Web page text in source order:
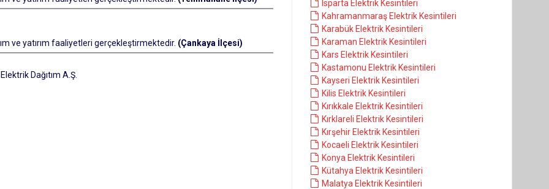
ve yatırım faaliyetleri gerçekleştirmektedir. (Çankaya İlçesi)
Dağıtım A.Ş.
Isparta Elektrik Kesintileri
Kahramanmaraş Elektrik Kesintileri
Karabük Elektrik Kesintileri
Karaman Elektrik Kesintileri
Kars Elektrik Kesintileri
Kastamonu Elektrik Kesintileri
Kayseri Elektrik Kesintileri
Kilis Elektrik Kesintileri
Kırıkkale Elektrik Kesintileri
Kırklareli Elektrik Kesintileri
Kırşehir Elektrik Kesintileri
Kocaeli Elektrik Kesintileri
Konya Elektrik Kesintileri
Kütahya Elektrik Kesintileri
Malatya Elektrik Kesintileri